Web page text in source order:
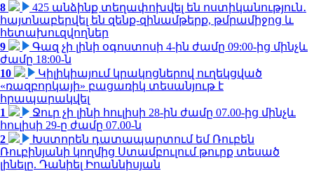
8
425 անձինք տեղափոխվել են ոստիկանություն․
հայտնաբերվել են զենք-զինամթերք, թմրամիջոց և
հետախուզվողներ
9
Գազ չի լինի օգոստոսի 4-ին ժամը 09:00-ից մինչև
ժամը 18:00-ն
10
Կիլիկիայում կրակոցներով ուղեկցված
«ռազբորկայի» բացառիկ տեսանյութ է
հրապարակվել
1
Ջուր չի լինի հուլիսի 28-ին ժամը 07.00-ից մինչև
հուլիսի 29-ը ժամը 07.00-ն
2
Խստորեն դատապարտում եմ Ռուբեն
Ռուբինյանի կողմից Ստամբուլում թուրք տեսած
լինելը. Դանիել Իոաննիսյան